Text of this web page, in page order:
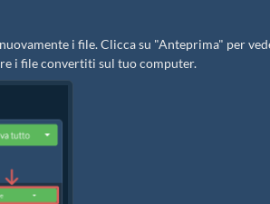
i file. Clicca su "Anteprima" per
i file convertiti sul tuo computer.